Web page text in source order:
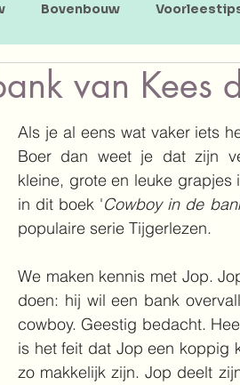
Bovenbouw
Doe-en zoekboeken
van Kees
Als je al eens wat vaker iets
Boer dan weet je dat zijn
kleine, grote en leuke
in dit boek 'Cowboy in de
populaire serie Tijgerlezen.
We maken kennis met Jop.
doen: hij wil een bank
cowboy. Geestig bedacht.
is het feit dat Jop een koppig
zo makkelijk zijn. Jop deelt